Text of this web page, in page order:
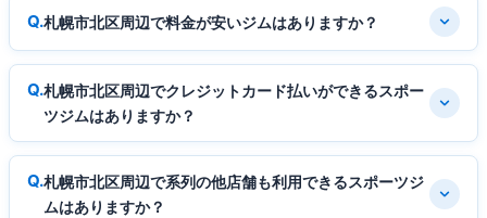
札幌市北区周辺で料金が安いジムはありますか？
札幌市北区周辺でクレジットカード払いができるスポー
ツジムはありますか？
札幌市北区周辺で系列の他店舗も利用できるスポーツジ
ムはありますか？